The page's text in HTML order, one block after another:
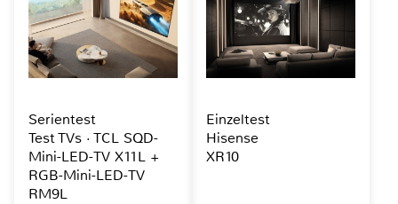
Serientest
Test TVs · TCL SQD-
Mini-LED-TV X11L +
RGB-Mini-LED-TV
RM9L
Einzeltest
Hisense
XR10